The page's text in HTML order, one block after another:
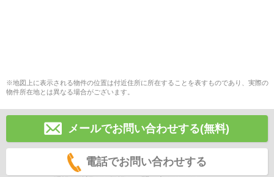
※地図上に表示される物件の位置は付近住所に所在することを表すものであり、実際の
物件所在地とは異なる場合がございます。
メールでお問い合わせする(無料)
電話でお問い合わせする